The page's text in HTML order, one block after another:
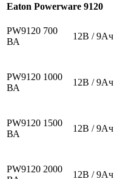
Eaton Powerware 9120
PW9120 700
ВА
12В / 9Ач
PW9120 1000
ВА
12В / 9Ач
PW9120 1500
ВА
12В / 9Ач
PW9120 2000
12В / 9Ач